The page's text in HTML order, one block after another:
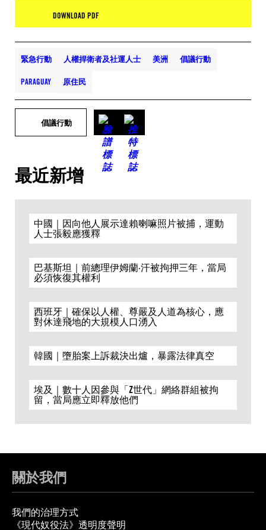
DOWNLOAD PDF
緊急行動 人權捍衛者及社運人士 美洲 倡議行動
PARAGUAY 原住民
倡議行動
最近新增
中國｜因向他人展示達賴喇嘛照片被捕，運動
人士張毅應獲釋
巴基斯坦｜前總理伊姆蘭·汗被拘押三年，當局
必須恢復其權利
西班牙｜確保以人權、尊嚴及人道為核心，應
對休達飛地的大規模人口湧入
韓國｜墮胎案上訴裁決出爐，暴露法律真空
埃及｜數十人因參與「Z世代」網絡群組被拘
留，當局應立即釋放他們
關於我們
我們的治理方式
《現代奴役法》透明度聲明